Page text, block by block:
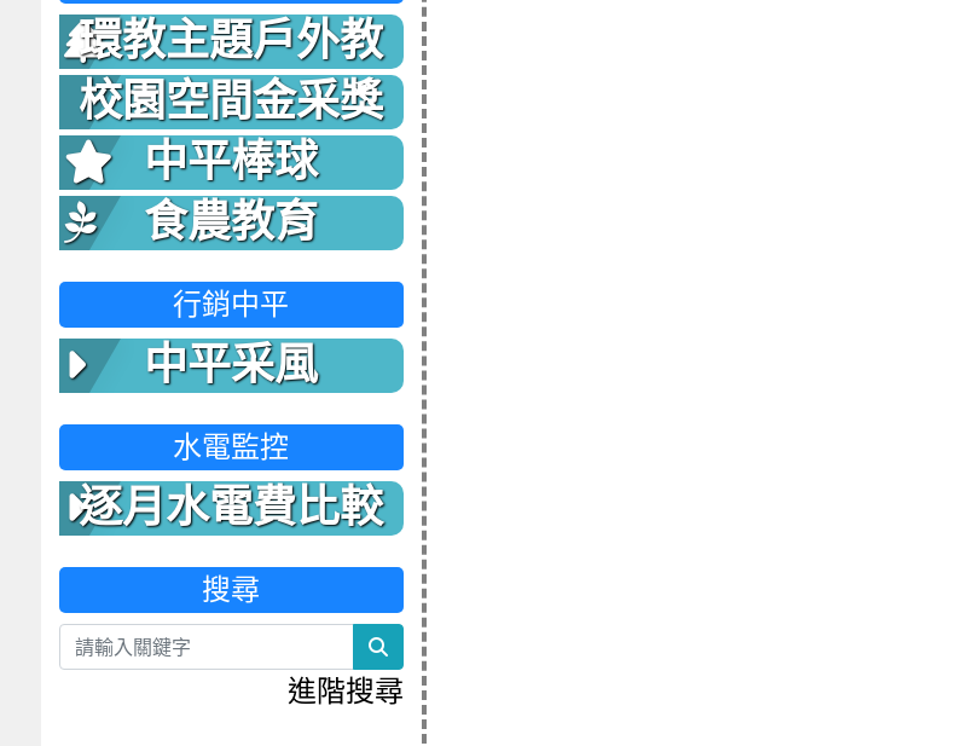
環教主題戶外教
室
校園空間金采獎
中平棒球
食農教育
行銷中平
中平采風
水電監控
逐月水電費比較
表
搜尋
search
進階搜尋